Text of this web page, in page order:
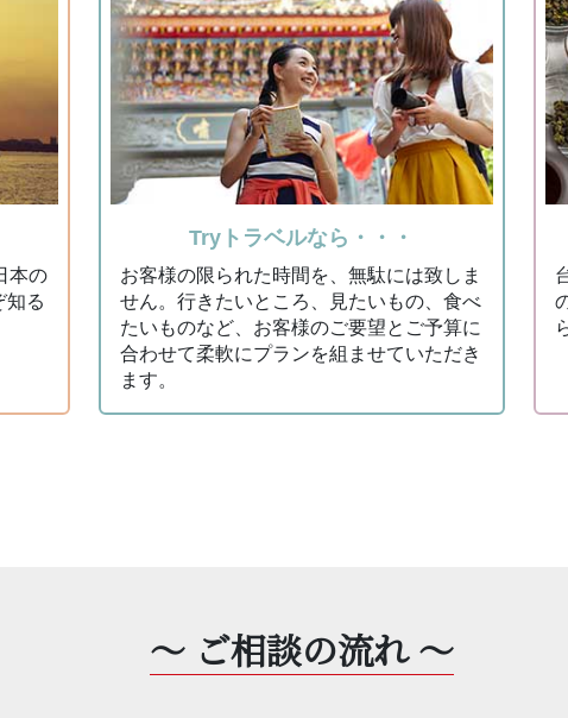
台湾
本の
知る
Tryトラベルなら・・・
お客様の限られた時間を、無駄には致しま
せん。⾏きたいところ、⾒たいもの、⾷べ
たいものなど、お客様のご要望とご予算に
合わせて柔軟にプランを組ませていただき
ます。
～ ご相談の流れ ～